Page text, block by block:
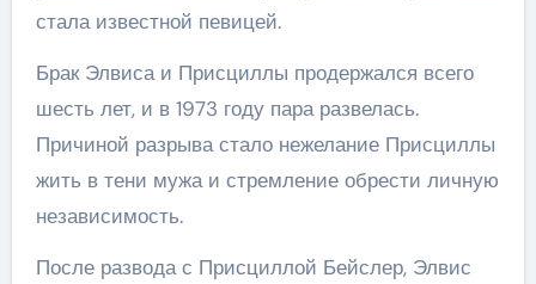
стала известной певицей.
Брак Элвиса и Присциллы продержался всего
шесть лет, и в 1973 году пара развелась.
Причиной разрыва стало нежелание Присциллы
жить в тени мужа и стремление обрести личную
независимость.
После развода с Присциллой Бейслер, Элвис